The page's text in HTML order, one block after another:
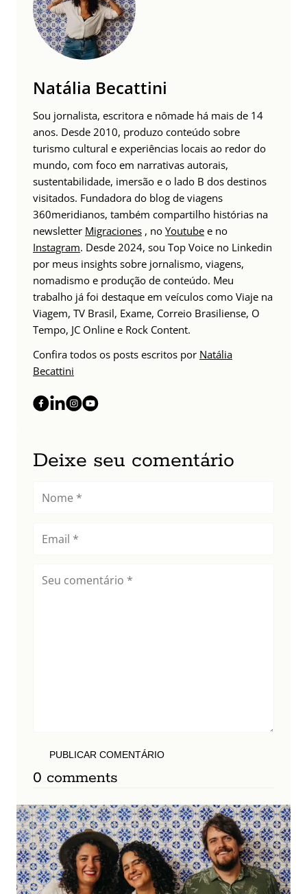
Natália Becattini
Sou jornalista, escritora e nômade há mais de 14
anos. Desde 2010, produzo conteúdo sobre
turismo cultural e experiências locais ao redor do
mundo, com foco em narrativas autorais,
sustentabilidade, imersão e o lado B dos destinos
visitados. Fundadora do blog de viagens
360meridianos, também compartilho histórias na
newsletter Migraciones , no Youtube e no
Instagram. Desde 2024, sou Top Voice no Linkedin
por meus insights sobre jornalismo, viagens,
nomadismo e produção de conteúdo. Meu
trabalho já foi destaque em veículos como Viaje na
Viagem, TV Brasil, Exame, Correio Brasiliense, O
Tempo, JC Online e Rock Content.
Confira todos os posts escritos por Natália
Becattini
Deixe seu comentário
PUBLICAR COMENTÁRIO
0 comments